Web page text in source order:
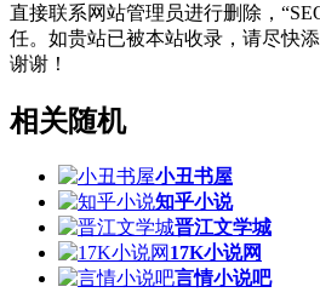
直接联系网站管理员进行删除，
任。如贵站已被本站收录，请尽快
谢谢！
相关随机
小丑书屋
知乎小说
晋江文学城
17K小说网
言情小说吧